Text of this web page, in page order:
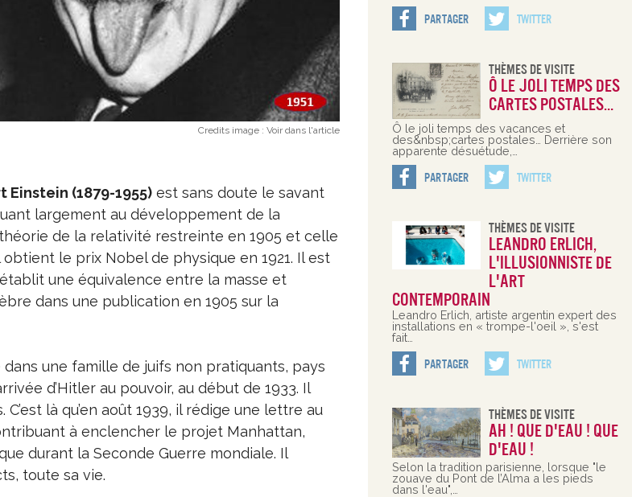
Credits image : Voir dans l'article
Einstein (1879-1955)est sans doute le savant
largement au développement de la
de la relativité restreinte en 1905 et celle
le prix Nobel de physique en 1921. Il est
établit une équivalence entre la masse et
dans une publication en 1905 sur la
une famille de juifs non pratiquants, pays
d’Hitler au pouvoir, au début de 1933. Il
là qu’en août 1939, il rédige une lettre au
à enclencher le projet Manhattan,
durant la Seconde Guerre mondiale. Il
toute sa vie.
Partager Twitter
Thèmes De Visite
Ô le joli temps des
cartes postales…
Ô le joli temps des vacances et
des&nbsp;cartes postales… Derrière son
apparente désuétude,…
Partager Twitter
Thèmes De Visite
Leandro Erlich,
l'illusionniste de
l'art
contemporain
Leandro Erlich, artiste argentin expert des
installations en « trompe-l'oeil », s'est
fait…
Partager Twitter
Thèmes De Visite
Ah ! Que d'eau ! Que
d'eau !
Selon la tradition parisienne, lorsque "le
zouave du Pont de l’Alma a les pieds
dans l'eau",…